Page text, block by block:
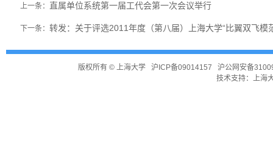
上一条： 直属单位系统第一届工代会第一次会议举行
下一条： 转发：关于评选2011年度（第八届）上海大学“比翼双飞模
版权所有 ©上海大学 沪ICP备09014157
沪公网安备
技术支持： 上海